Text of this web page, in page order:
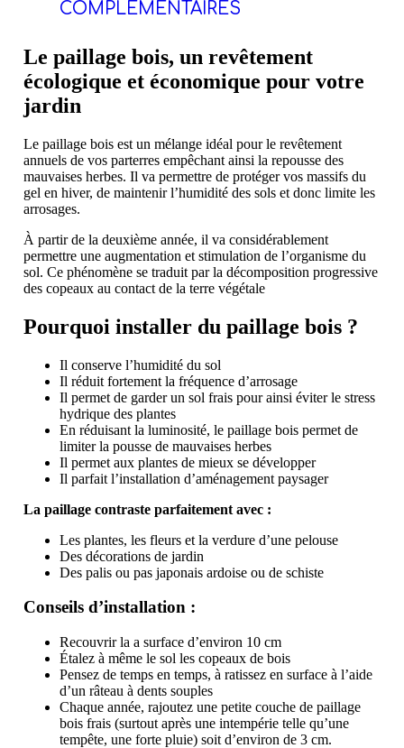
COMPLÉMENTAIRES
Le paillage bois, un revêtement
écologique et économique pour votre
jardin
Le paillage bois est un mélange idéal pour le revêtement
annuels de vos parterres empêchant ainsi la repousse des
mauvaises herbes. Il va permettre de protéger vos massifs du
gel en hiver, de maintenir l’humidité des sols et donc limite les
arrosages.
À partir de la deuxième année, il va considérablement
permettre une augmentation et stimulation de l’organisme du
sol. Ce phénomène se traduit par la décomposition progressive
des copeaux au contact de la terre végétale
Pourquoi installer du paillage bois ?
Il conserve l’humidité du sol
Il réduit fortement la fréquence d’arrosage
Il permet de garder un sol frais pour ainsi éviter le stress
hydrique des plantes
En réduisant la luminosité, le paillage bois permet de
limiter la pousse de mauvaises herbes
Il permet aux plantes de mieux se développer
Il parfait l’installation d’aménagement paysager
La paillage contraste parfaitement avec :
Les plantes, les fleurs et la verdure d’une pelouse
Des décorations de jardin
Des palis ou pas japonais ardoise ou de schiste
Conseils d’installation :
Recouvrir la a surface d’environ 10 cm
Étalez à même le sol les copeaux de bois
Pensez de temps en temps, à ratissez en surface à l’aide
d’un râteau à dents souples
Chaque année, rajoutez une petite couche de paillage
bois frais (surtout après une intempérie telle qu’une
tempête, une forte pluie) soit d’environ de 3 cm.